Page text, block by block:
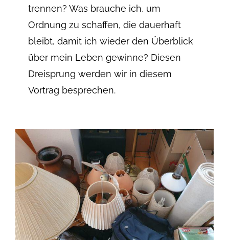
trennen? Was brauche ich, um
Ordnung zu schaffen, die dauerhaft
bleibt, damit ich wieder den Überblick
über mein Leben gewinne? Diesen
Dreisprung werden wir in diesem
Vortrag besprechen.